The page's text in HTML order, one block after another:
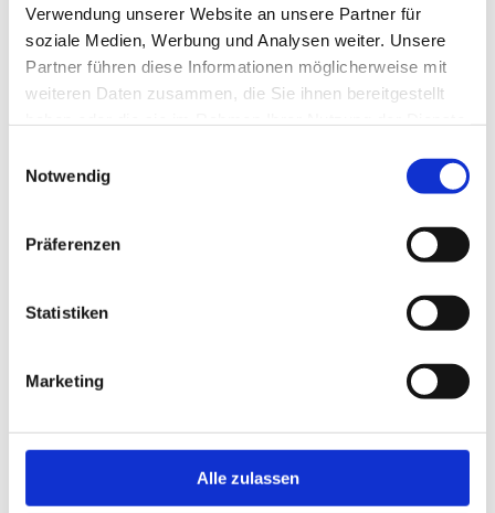
Verwendung unserer Website an unsere Partner für
soziale Medien, Werbung und Analysen weiter. Unsere
Partner führen diese Informationen möglicherweise mit
weiteren Daten zusammen, die Sie ihnen bereitgestellt
Notwendig
Präferenzen
Statistiken
Marketing
Alle zulassen